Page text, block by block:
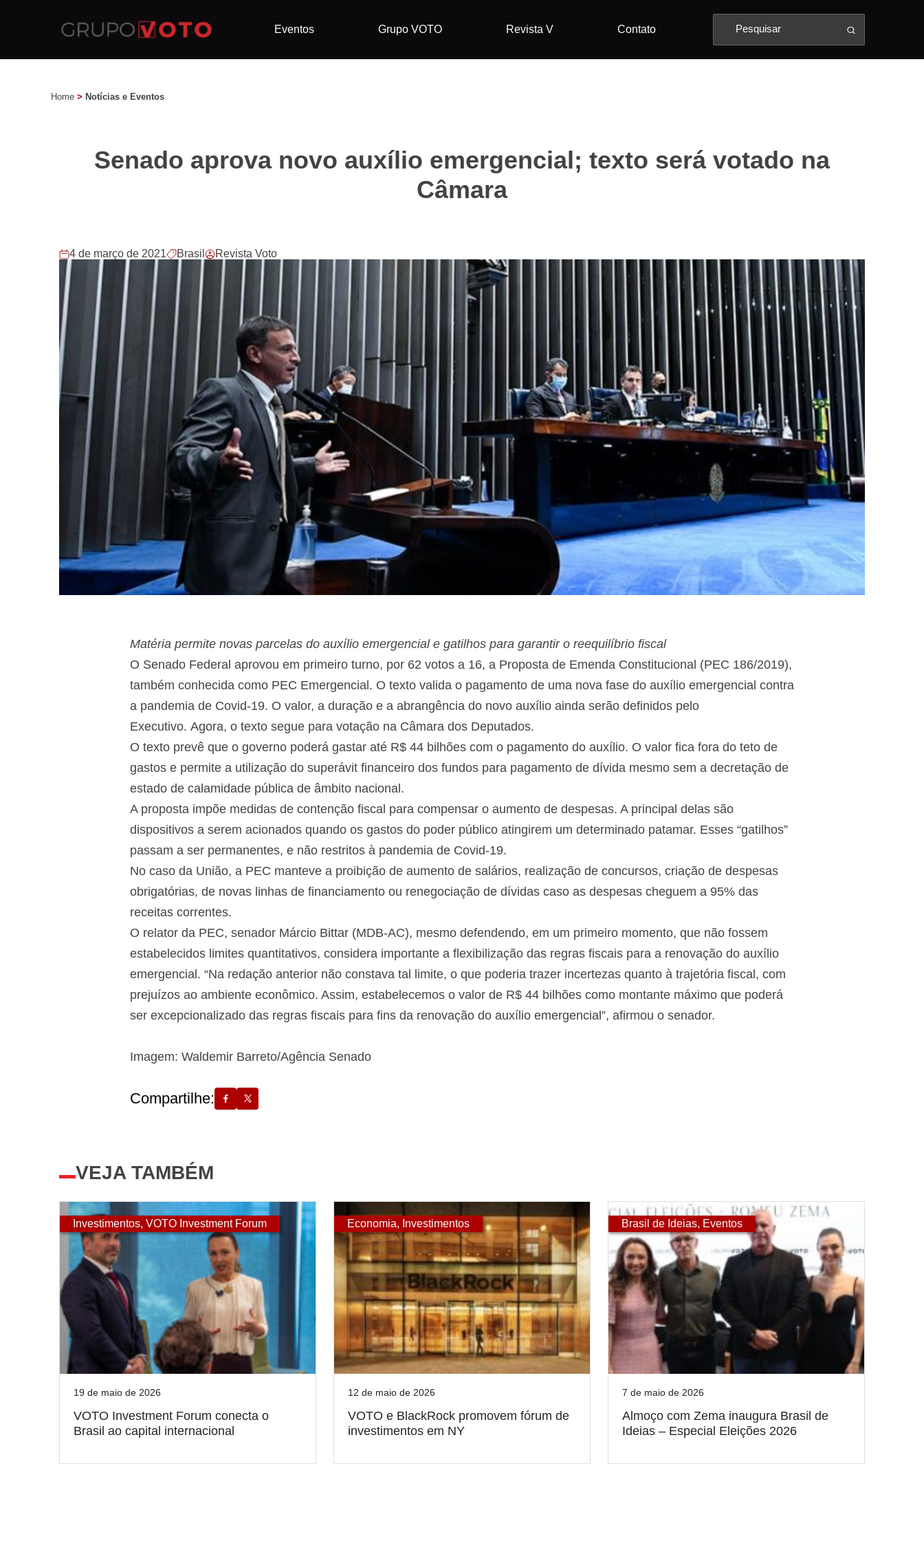
Eventos Grupo VOTO Revista V Contato
Home > Notícias e Eventos
Senado aprova novo auxílio emergencial; texto será votado na
Câmara
4 de março de 2021 Brasil Revista Voto
Matéria permite novas parcelas do auxílio emergencial e gatilhos para garantir o reequilíbrio fiscal
O Senado Federal aprovou em primeiro turno, por 62 votos a 16, a Proposta de Emenda Constitucional (PEC 186/2019),
também conhecida como PEC Emergencial. O texto valida o pagamento de uma nova fase do auxílio emergencial contra
a pandemia de Covid-19. O valor, a duração e a abrangência do novo auxílio ainda serão definidos pelo
Executivo. Agora, o texto segue para votação na Câmara dos Deputados.
O texto prevê que o governo poderá gastar até R$ 44 bilhões com o pagamento do auxílio. O valor fica fora do teto de
gastos e permite a utilização do superávit financeiro dos fundos para pagamento de dívida mesmo sem a decretação de
estado de calamidade pública de âmbito nacional.
A proposta impõe medidas de contenção fiscal para compensar o aumento de despesas. A principal delas são
dispositivos a serem acionados quando os gastos do poder público atingirem um determinado patamar. Esses “gatilhos”
passam a ser permanentes, e não restritos à pandemia de Covid-19.
No caso da União, a PEC manteve a proibição de aumento de salários, realização de concursos, criação de despesas
obrigatórias, de novas linhas de financiamento ou renegociação de dívidas caso as despesas cheguem a 95% das
receitas correntes.
O relator da PEC, senador Márcio Bittar (MDB-AC), mesmo defendendo, em um primeiro momento, que não fossem
estabelecidos limites quantitativos, considera importante a flexibilização das regras fiscais para a renovação do auxílio
emergencial. “Na redação anterior não constava tal limite, o que poderia trazer incertezas quanto à trajetória fiscal, com
prejuízos ao ambiente econômico. Assim, estabelecemos o valor de R$ 44 bilhões como montante máximo que poderá
ser excepcionalizado das regras fiscais para fins da renovação do auxílio emergencial”, afirmou o senador.
Imagem: Waldemir Barreto/Agência Senado
Compartilhe:
VEJA TAMBÉM
Investimentos, VOTO Investment Forum
19 de maio de 2026
VOTO Investment Forum conecta o
Brasil ao capital internacional
Economia, Investimentos
12 de maio de 2026
VOTO e BlackRock promovem fórum de
investimentos em NY
Brasil de Ideias, Eventos
7 de maio de 2026
Almoço com Zema inaugura Brasil de
Ideias – Especial Eleições 2026